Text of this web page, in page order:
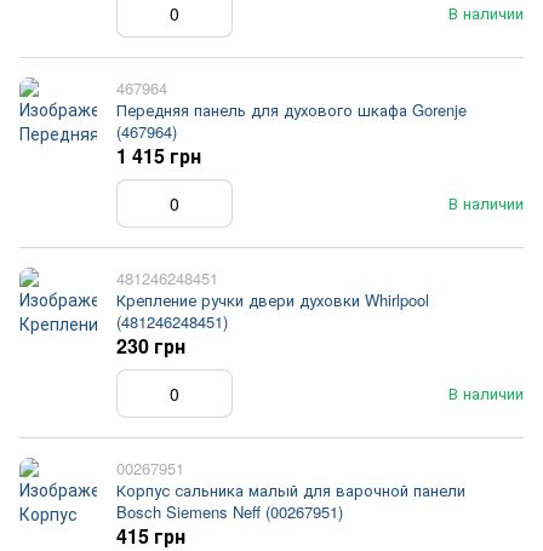
В наличии
467964
Передняя панель для духового шкафа Gorenje
(467964)
В наличии
1 415 грн
481246248451
Крепление ручки двери духовки Whirlpool
(481246248451)
В наличии
230 грн
00267951
Корпус сальника малый для варочной панели
Bosch Siemens Neff (00267951)
415 грн